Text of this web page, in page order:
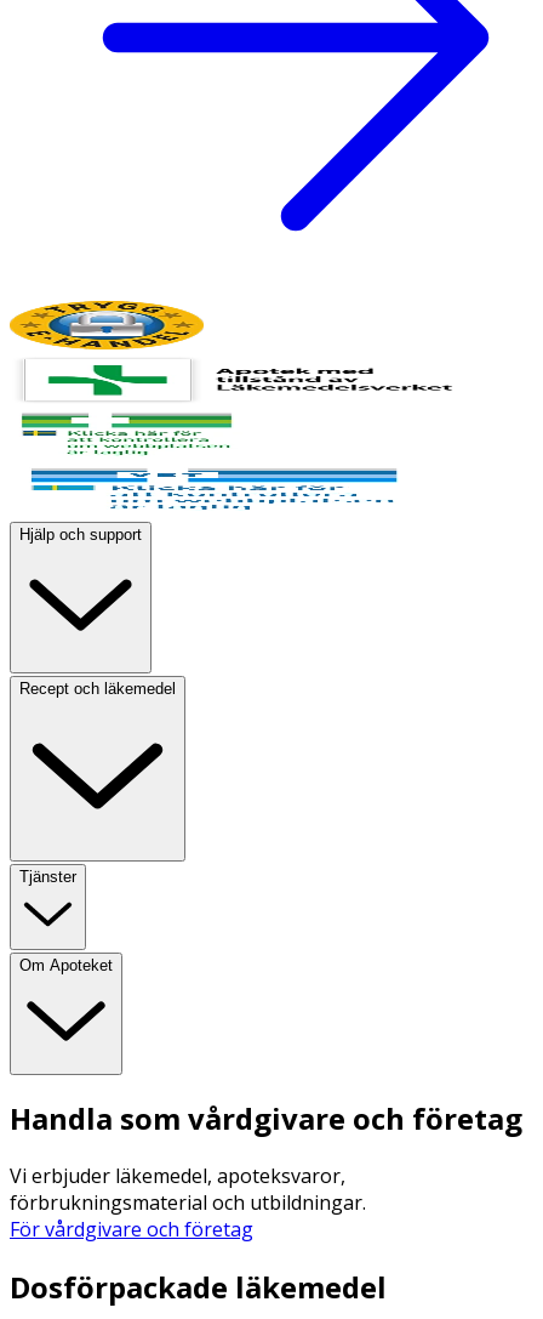
Hjälp och support
Recept och läkemedel
Tjänster
Om Apoteket
Handla som vårdgivare och företag
Vi erbjuder läkemedel, apoteksvaror,
förbrukningsmaterial och utbildningar.
För vårdgivare och företag
Dosförpackade läkemedel